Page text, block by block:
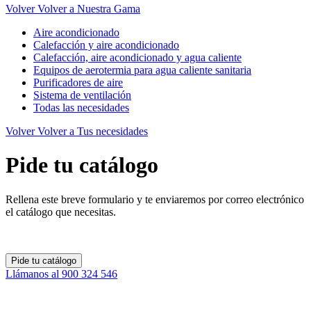
Volver Volver a Nuestra Gama
Aire acondicionado
Calefacción y aire acondicionado
Calefacción, aire acondicionado y agua caliente
Equipos de aerotermia para agua caliente sanitaria
Purificadores de aire
Sistema de ventilación
Todas las necesidades
Volver Volver a Tus necesidades
Pide tu catálogo
Rellena este breve formulario y te enviaremos por correo electrónico
el catálogo que necesitas.
Pide tu catálogo
Llámanos al 900 324 546